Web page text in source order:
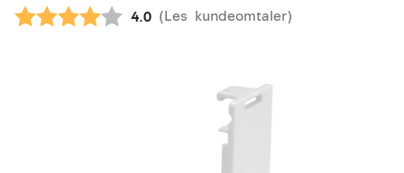
Gjennomsnittskarakter:
4.0 (Les kundeomtaler)